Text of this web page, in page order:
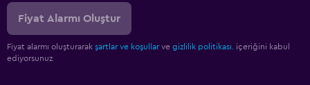
Fiyat Alarmı Oluştur
Fiyat alarmı oluşturarak şartlar ve koşullar ve gizlilik politikası.
içeriğini kabul
ediyorsunuz